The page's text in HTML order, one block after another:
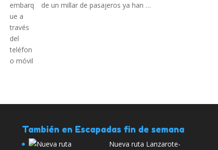
de un millar de pasajeros ya han …
También en Escapadas fin de semana
Nueva ruta Lanzarote-